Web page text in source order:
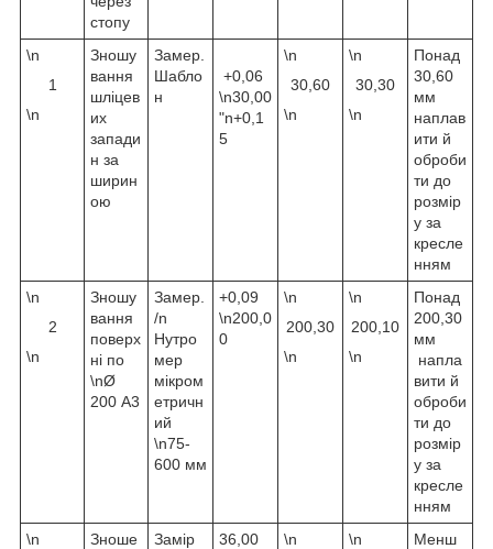
стопу
\n
1
\n
Зношу
вання
шліцев
их
запади
н за
ширин
ою
Замер.
Шабло
н
+0,06
\n30,00
"n+0,1
5
\n
30,60
\n
\n
30,30
\n
Понад
30,60
мм
наплав
ити й
оброби
ти до
розмір
у за
кресле
нням
\n
2
\n
Зношу
вання
поверх
ні по
\nØ
200 А3
Замер.
/n
Нутро
мер
мікром
етричн
ий
\n75-
600 мм
+0,09
\n200,0
0
\n
200,30
\n
\n
200,10
\n
Понад
200,30
мм
напла
вити й
оброби
ти до
розмір
у за
кресле
нням
\n
Зноше
Замір
36,00
\n
\n
Менш